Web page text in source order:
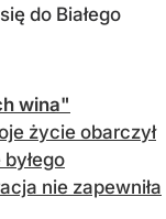
do Białego
wina"
życie obarczył
nie zapewniła